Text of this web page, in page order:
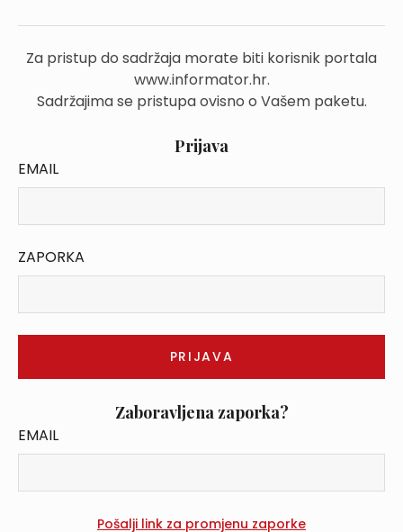
Za pristup do sadržaja morate biti korisnik portala
www.informator.hr.
Sadržajima se pristupa ovisno o Vašem paketu.
Prijava
EMAIL
ZAPORKA
Zaboravljena zaporka?
EMAIL